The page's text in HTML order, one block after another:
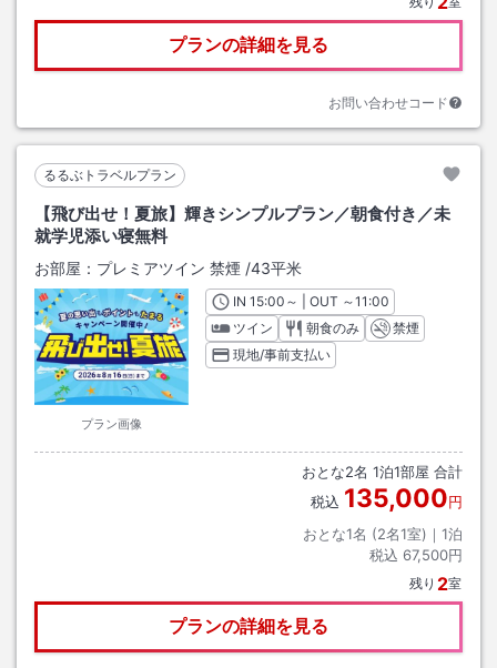
プランの詳細を見る
お問い合わせコード
るるぶトラベルプラン
【飛び出せ！夏旅】輝きシンプルプラン／朝食付き／未
就学児添い寝無料
お部屋： プレミアツイン 禁煙 /43平米
プラン画像
INチェックイン
15:00 ～ | OUT チェックアウト
～11:00
ツイン
朝食のみ
禁煙
現地/事前支払い
おとな2名 1泊1部屋 合計
税込 135,000円
おとな1名 (2名1室)｜ 1泊
税込 67,500円
残り 2室
プランの詳細を見る